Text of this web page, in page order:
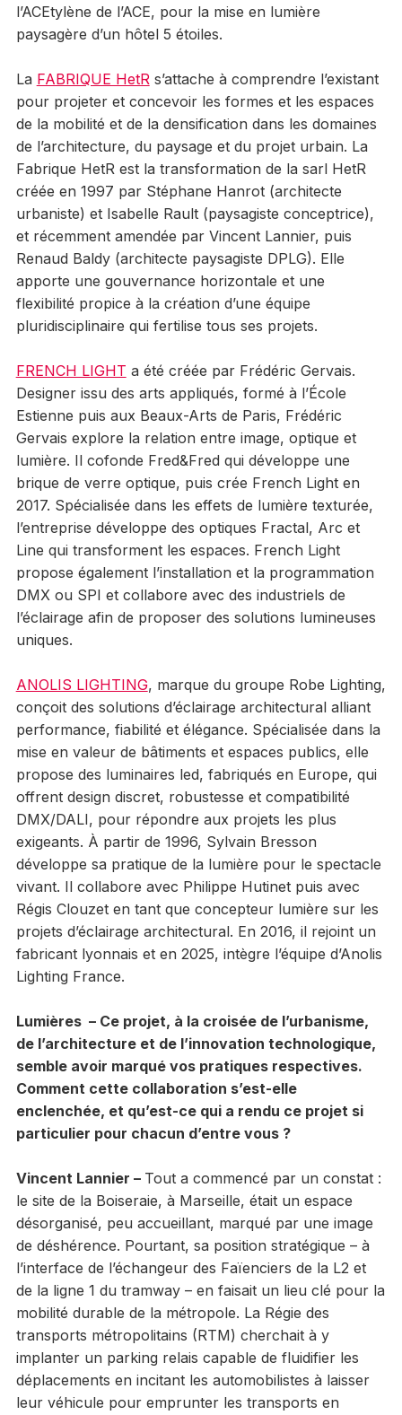
l’ACEtylène de l’ACE, pour la mise en lumière
paysagère d’un hôtel 5 étoiles.
La FABRIQUE HetRs’attache à comprendre l’existant
pour projeter et concevoir les formes et les espaces
de la mobilité et de la densification dans les domaines
de l’architecture, du paysage et du projet urbain. La
Fabrique HetR est la transformation de la sarl HetR
créée en 1997 par Stéphane Hanrot (architecte
urbaniste) et Isabelle Rault (paysagiste conceptrice),
et récemment amendée par Vincent Lannier, puis
Renaud Baldy (architecte paysagiste DPLG). Elle
apporte une gouvernance horizontale et une
flexibilité propice à la création d’une équipe
pluridisciplinaire qui fertilise tous ses projets.
FRENCH LIGHT a été créée par Frédéric Gervais.
Designer issu des arts appliqués, formé à l’École
Estienne puis aux Beaux-Arts de Paris, Frédéric
Gervais explore la relation entre image, optique et
lumière. Il cofonde Fred&Fred qui développe une
brique de verre optique, puis crée French Light en
2017. Spécialisée dans les effets de lumière texturée,
l’entreprise développe des optiques Fractal, Arc et
Line qui transforment les espaces. French Light
propose également l’installation et la programmation
DMX ou SPI et collabore avec des industriels de
l’éclairage afin de proposer des solutions lumineuses
uniques.
ANOLIS LIGHTING, marque du groupe Robe Lighting,
conçoit des solutions d’éclairage architectural alliant
performance, fiabilité et élégance. Spécialisée dans la
mise en valeur de bâtiments et espaces publics, elle
propose des luminaires led, fabriqués en Europe, qui
offrent design discret, robustesse et compatibilité
DMX/DALI, pour répondre aux projets les plus
exigeants. À partir de 1996, Sylvain Bresson
développe sa pratique de la lumière pour le spectacle
vivant. Il collabore avec Philippe Hutinet puis avec
Régis Clouzet en tant que concepteur lumière sur les
projets d’éclairage architectural. En 2016, il rejoint un
fabricant lyonnais et en 2025, intègre l’équipe d’Anolis
Lighting France.
Lumières – Ce projet, à la croisée de l’urbanisme,
de l’architecture et de l’innovation technologique,
semble avoir marqué vos pratiques respectives.
Comment cette collaboration s’est-elle
enclenchée, et qu’est-ce qui a rendu ce projet si
particulier pour chacun d’entre vous ?
Vincent Lannier – Tout a commencé par un constat :
le site de la Boiseraie, à Marseille, était un espace
désorganisé, peu accueillant, marqué par une image
de déshérence. Pourtant, sa position stratégique – à
l’interface de l’échangeur des Faïenciers de la L2 et
de la ligne 1 du tramway – en faisait un lieu clé pour la
mobilité durable de la métropole. La Régie des
transports métropolitains (RTM) cherchait à y
implanter un parking relais capable de fluidifier les
déplacements en incitant les automobilistes à laisser
leur véhicule pour emprunter les transports en